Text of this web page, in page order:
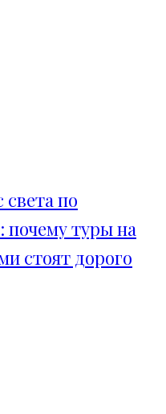
света по
почему туры на
стоят дорого